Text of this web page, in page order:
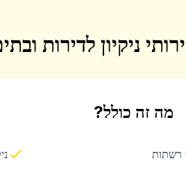
ניקיון לדירות
מה זה כולל?
רשתות